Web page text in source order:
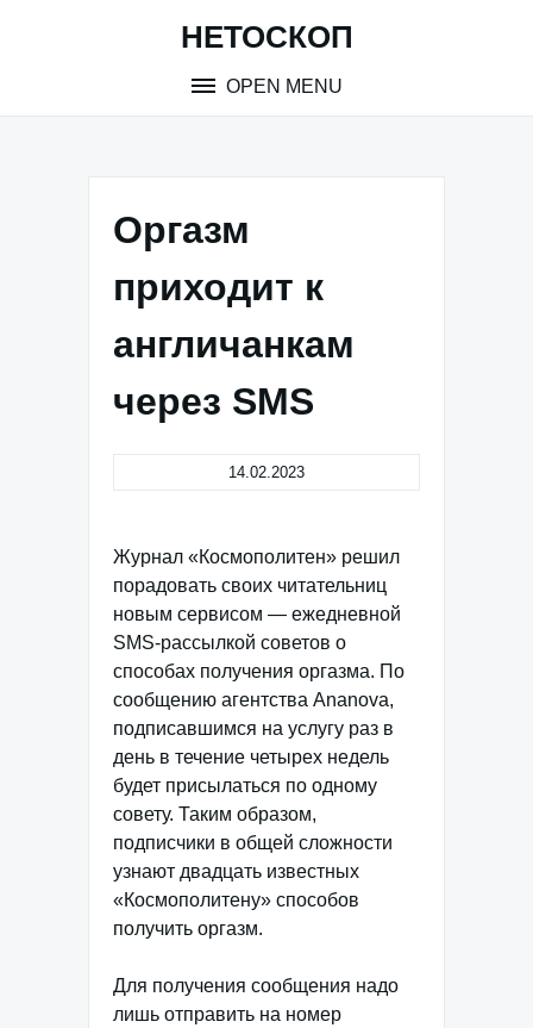
НЕТОСКОП
OPEN MENU
Оргазм
приходит к
англичанкам
через SMS
14.02.2023
Журнал «Космополитен» решил
порадовать своих читательниц
новым сервисом — ежедневной
SMS-рассылкой советов о
способах получения оргазма. По
сообщению агентства Ananova,
подписавшимся на услугу раз в
день в течение четырех недель
будет присылаться по одному
совету. Таким образом,
подписчики в общей сложности
узнают двадцать известных
«Космополитену» способов
получить оргазм.
Для получения сообщения надо
лишь отправить на номер